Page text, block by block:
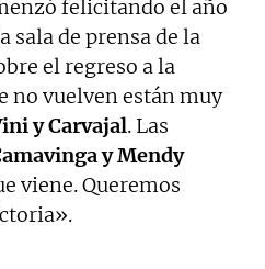
felicitando el año
sala de prensa de la
el regreso a la
no vuelven están muy
y Carvajal. Las
y Mendy
viene. Queremos